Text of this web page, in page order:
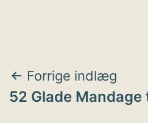
Forrige indlæg
52 Glade Mandage